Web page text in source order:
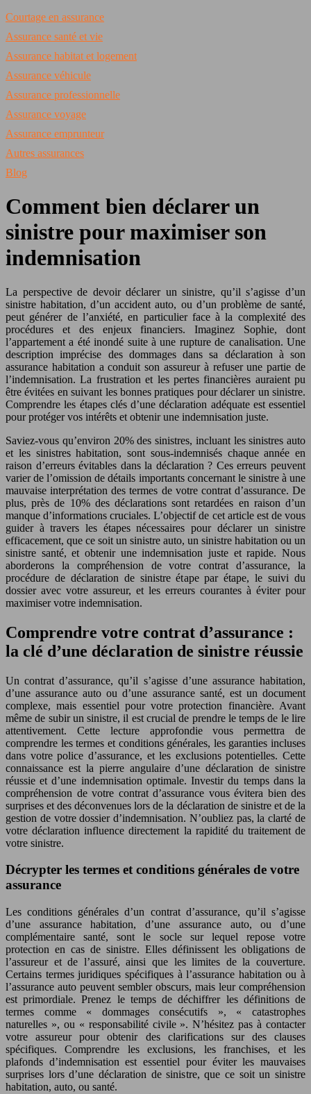
Courtage en assurance
Assurance santé et vie
Assurance habitat et logement
Assurance véhicule
Assurance professionnelle
Assurance voyage
Assurance emprunteur
Autres assurances
Blog
Comment bien déclarer un
sinistre pour maximiser son
indemnisation
La perspective de devoir déclarer un sinistre, qu’il s’agisse d’un
sinistre habitation, d’un accident auto, ou d’un problème de santé,
peut générer de l’anxiété, en particulier face à la complexité des
procédures et des enjeux financiers. Imaginez Sophie, dont
l’appartement a été inondé suite à une rupture de canalisation. Une
description imprécise des dommages dans sa déclaration à son
assurance habitation a conduit son assureur à refuser une partie de
l’indemnisation. La frustration et les pertes financières auraient pu
être évitées en suivant les bonnes pratiques pour déclarer un sinistre.
Comprendre les étapes clés d’une déclaration adéquate est essentiel
pour protéger vos intérêts et obtenir une indemnisation juste.
Saviez-vous qu’environ 20% des sinistres, incluant les sinistres auto
et les sinistres habitation, sont sous-indemnisés chaque année en
raison d’erreurs évitables dans la déclaration ? Ces erreurs peuvent
varier de l’omission de détails importants concernant le sinistre à une
mauvaise interprétation des termes de votre contrat d’assurance. De
plus, près de 10% des déclarations sont retardées en raison d’un
manque d’informations cruciales. L’objectif de cet article est de vous
guider à travers les étapes nécessaires pour déclarer un sinistre
efficacement, que ce soit un sinistre auto, un sinistre habitation ou un
sinistre santé, et obtenir une indemnisation juste et rapide. Nous
aborderons la compréhension de votre contrat d’assurance, la
procédure de déclaration de sinistre étape par étape, le suivi du
dossier avec votre assureur, et les erreurs courantes à éviter pour
maximiser votre indemnisation.
Comprendre votre contrat d’assurance :
la clé d’une déclaration de sinistre réussie
Un contrat d’assurance, qu’il s’agisse d’une assurance habitation,
d’une assurance auto ou d’une assurance santé, est un document
complexe, mais essentiel pour votre protection financière. Avant
même de subir un sinistre, il est crucial de prendre le temps de le lire
attentivement. Cette lecture approfondie vous permettra de
comprendre les termes et conditions générales, les garanties incluses
dans votre police d’assurance, et les exclusions potentielles. Cette
connaissance est la pierre angulaire d’une déclaration de sinistre
réussie et d’une indemnisation optimale. Investir du temps dans la
compréhension de votre contrat d’assurance vous évitera bien des
surprises et des déconvenues lors de la déclaration de sinistre et de la
gestion de votre dossier d’indemnisation. N’oubliez pas, la clarté de
votre déclaration influence directement la rapidité du traitement de
votre sinistre.
Décrypter les termes et conditions générales de votre
assurance
Les conditions générales d’un contrat d’assurance, qu’il s’agisse
d’une assurance habitation, d’une assurance auto, ou d’une
complémentaire santé, sont le socle sur lequel repose votre
protection en cas de sinistre. Elles définissent les obligations de
l’assureur et de l’assuré, ainsi que les limites de la couverture.
Certains termes juridiques spécifiques à l’assurance habitation ou à
l’assurance auto peuvent sembler obscurs, mais leur compréhension
est primordiale. Prenez le temps de déchiffrer les définitions de
termes comme « dommages consécutifs », « catastrophes
naturelles », ou « responsabilité civile ». N’hésitez pas à contacter
votre assureur pour obtenir des clarifications sur des clauses
spécifiques. Comprendre les exclusions, les franchises, et les
plafonds d’indemnisation est essentiel pour éviter les mauvaises
surprises lors d’une déclaration de sinistre, que ce soit un sinistre
habitation, auto, ou santé.